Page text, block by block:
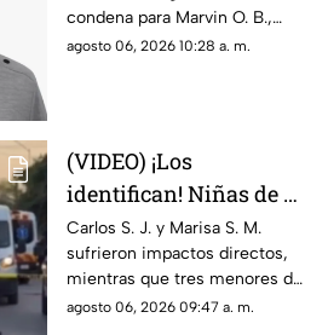
Chihuahua; así logró
escapar
condena para Marvin O. B.,
quien agredió a un niño de 12
agosto 06, 2026 10:28 a. m.
(VIDEO) ¡Los
identifican! Niñas de 9
y 11 años y un
adolescente entre los
heridos de gravedad en
el ataque de esta
Carlos S. J. y Marisa S. M.
sufrieron impactos directos,
mientras que tres menores de
14, 11 y 9 años resultaron
agosto 06, 2026 09:47 a. m.